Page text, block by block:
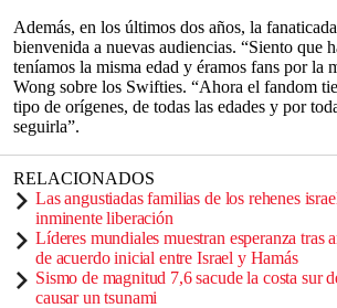
Además, en los últimos dos años, la
bienvenida a nuevas audiencias. “Siento que
teníamos la misma edad y éramos fans por la
Wong sobre los Swifties. “Ahora el fandom
tipo de orígenes, de todas las edades y por
seguirla”.
RELACIONADOS
Las angustiadas familias de los rehenes
inminente liberación
Líderes mundiales muestran esperanza tras
de acuerdo inicial entre Israel y Hamás
Sismo de magnitud 7,6 sacude la costa sur
causar un tsunami